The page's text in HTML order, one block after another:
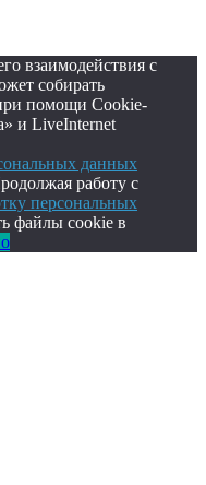
взаимодействия с
собирать
помощи Cookie-
и LiveInternet
данных
работу с
персональных
файлы cookie в